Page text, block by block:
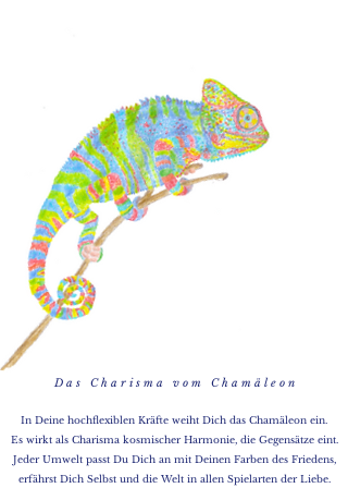
D a s C h a r i s m a v o m C h a m ä l e o n
In Deine hochflexiblen Kräfte weiht Dich das Chamäleon ein.
Es wirkt als Charisma kosmischer Harmonie, die Gegensätze eint.
Jeder Umwelt passt Du Dich an mit Deinen Farben des Friedens,
erfährst Dich Selbst und die Welt in allen Spielarten der Liebe.